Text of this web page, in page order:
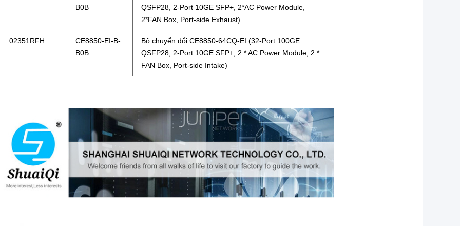
B0B
QSFP28, 2-Port 10GE SFP+, 2*AC Power Module,
2*FAN Box, Port-side Exhaust)
02351RFH
CE8850-EI-B-
B0B
Bộ chuyển đổi CE8850-64CQ-EI (32-Port 100GE
QSFP28, 2-Port 10GE SFP+, 2 * AC Power Module, 2 *
FAN Box, Port-side Intake)